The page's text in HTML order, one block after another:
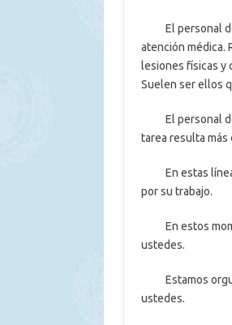
El personal de
atención médica.
lesiones físicas y
Suelen ser ellos
El personal de
tarea resulta más
En estas
por su trabajo.
En estos
ustedes.
Estamos
ustedes.